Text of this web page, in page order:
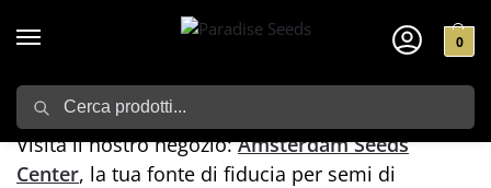
0
Cerchi semi di cannabis ad Amsterdam?
Visita il nostro negozio:Amsterdam Seeds
Center, la tua fonte di fiducia per semi di